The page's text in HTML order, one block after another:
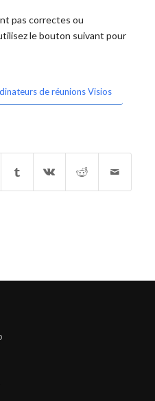
pas correctes ou
le bouton suivant pour
de réunions Visios